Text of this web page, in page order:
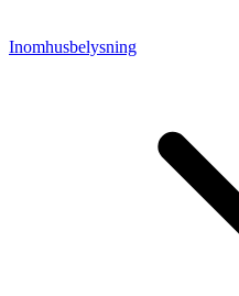
Inomhusbelysning